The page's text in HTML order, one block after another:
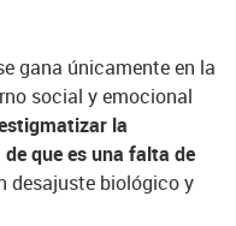
gana únicamente en la
social y emocional
la
que es una falta de
desajuste biológico y